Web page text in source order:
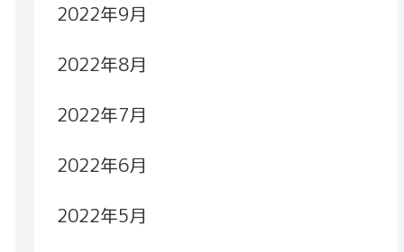
2022年9月
2022年8月
2022年7月
2022年6月
2022年5月